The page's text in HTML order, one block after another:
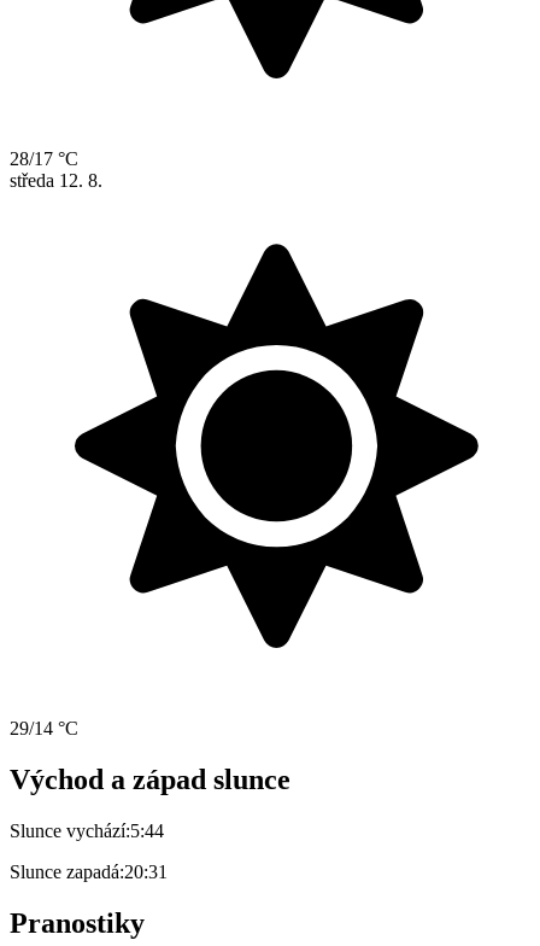
28/17 °C
středa 12. 8.
29/14 °C
Východ a západ slunce
Slunce vychází:5:44
Slunce zapadá:20:31
Pranostiky